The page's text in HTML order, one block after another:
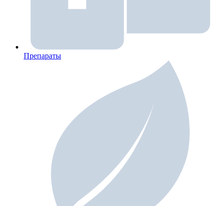
Препараты